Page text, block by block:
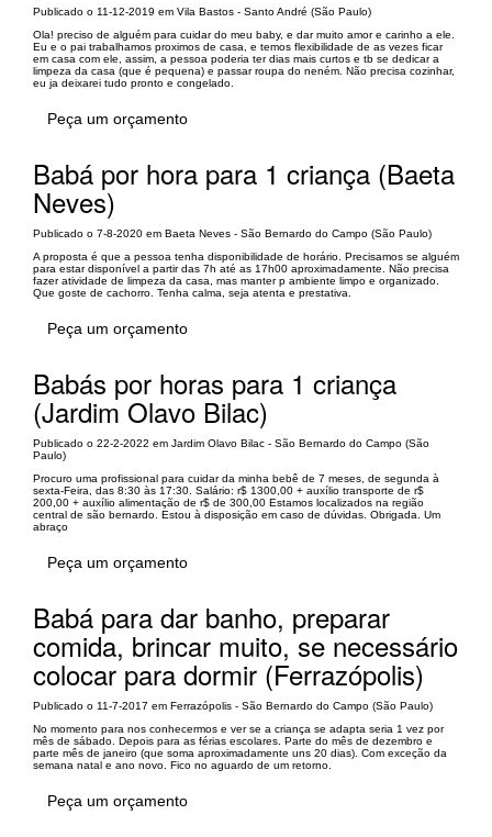
Publicado o 11-12-2019 em Vila Bastos - Santo André (São Paulo)
Ola! preciso de alguém para cuidar do meu baby, e dar muito amor e carinho a ele.
Eu e o pai trabalhamos proximos de casa, e temos flexibilidade de as vezes ficar
em casa com ele, assim, a pessoa poderia ter dias mais curtos e tb se dedicar a
limpeza da casa (que é pequena) e passar roupa do neném. Não precisa cozinhar,
eu ja deixarei tudo pronto e congelado.
Peça um orçamento
Babá por hora para 1 criança (Baeta
Neves)
Publicado o 7-8-2020 em Baeta Neves - São Bernardo do Campo (São Paulo)
A proposta é que a pessoa tenha disponibilidade de horário. Precisamos se alguém
para estar disponível a partir das 7h até as 17h00 aproximadamente. Não precisa
fazer atividade de limpeza da casa, mas manter p ambiente limpo e organizado.
Que goste de cachorro. Tenha calma, seja atenta e prestativa.
Peça um orçamento
Babás por horas para 1 criança
(Jardim Olavo Bilac)
Publicado o 22-2-2022 em Jardim Olavo Bilac - São Bernardo do Campo (São
Paulo)
Procuro uma profissional para cuidar da minha bebê de 7 meses, de segunda à
sexta-Feira, das 8:30 às 17:30. Salário: r$ 1300,00 + auxílio transporte de r$
200,00 + auxílio alimentação de r$ de 300,00 Estamos localizados na região
central de são bernardo. Estou à disposição em caso de dúvidas. Obrigada. Um
abraço
Peça um orçamento
Babá para dar banho, preparar
comida, brincar muito, se necessário
colocar para dormir (Ferrazópolis)
Publicado o 11-7-2017 em Ferrazópolis - São Bernardo do Campo (São Paulo)
No momento para nos conhecermos e ver se a criança se adapta seria 1 vez por
mês de sábado. Depois para as férias escolares. Parte do mês de dezembro e
parte mês de janeiro (que soma aproximadamente uns 20 dias). Com exceção da
semana natal e ano novo. Fico no aguardo de um retorno.
Peça um orçamento